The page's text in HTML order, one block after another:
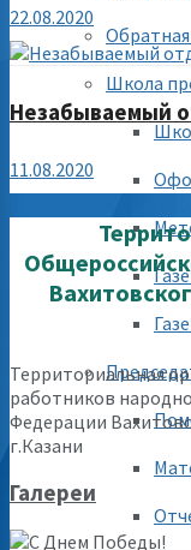
Обратная
Школа
22.08.2020
Незабываемый
11.08.2020
Территориальная
работников
Федерации
г.Казани
Галереи